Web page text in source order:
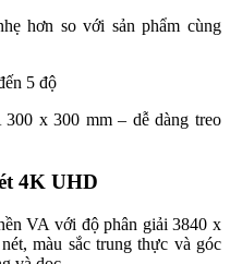
hơn so với sản phẩm cùng
5 độ
x 300 mm – dễ dàng treo
4K UHD
VA với độ phân giải 3840 x
màu sắc trung thực và góc